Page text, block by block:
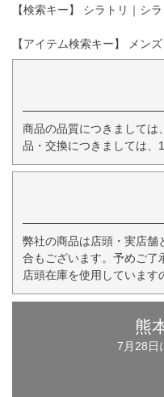
【検索キー】 シラトリ｜シ
【アイテム検索キー】 メン
商品の品質につきましては
品・交換につきましては、
弊社の商品は店頭・実店舗
合もございます。予めご了
店頭在庫を使用しています
熊
7月28日